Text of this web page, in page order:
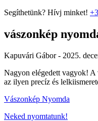
Segíthetünk? Hívj minket!
vászonkép
Kapuvári Gábor - 2025.
Nagyon elégedett vagyok! A
az ilyen precíz és
Vászonkép Nyomda
Neked nyomtatunk!